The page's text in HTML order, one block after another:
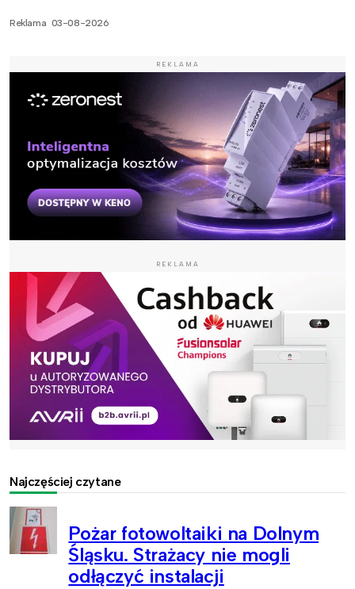
Reklama 03-08-2026
REKLAMA
REKLAMA
Najczęściej czytane
Pożar fotowoltaiki na Dolnym
Śląsku. Strażacy nie mogli
odłączyć instalacji